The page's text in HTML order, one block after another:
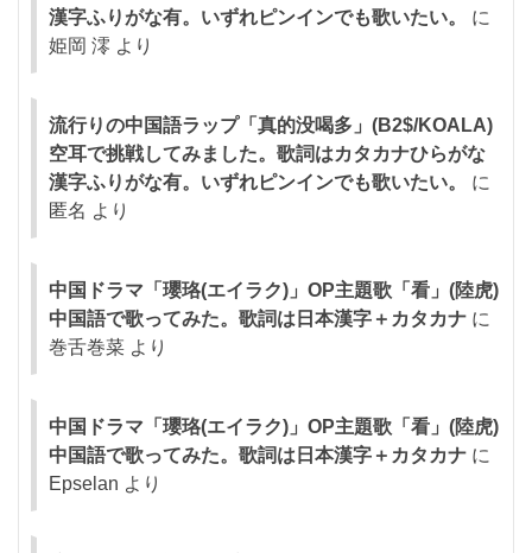
漢字ふりがな有。いずれピンインでも歌いたい。
に
姫岡 澪 より
流行りの中国語ラップ「真的没喝多」(B2$/KOALA)
空耳で挑戦してみました。歌詞はカタカナひらがな
漢字ふりがな有。いずれピンインでも歌いたい。
に
匿名 より
中国ドラマ「瓔珞(エイラク)」OP主題歌「看」(陸虎)
中国語で歌ってみた。歌詞は日本漢字＋カタカナ に
巻舌巻菜 より
中国ドラマ「瓔珞(エイラク)」OP主題歌「看」(陸虎)
中国語で歌ってみた。歌詞は日本漢字＋カタカナ に
Epselan より